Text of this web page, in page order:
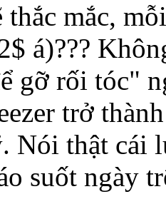
mắc,
á)???
gỡ rối tóc"
trở
Nói thật cái
suốt ngày